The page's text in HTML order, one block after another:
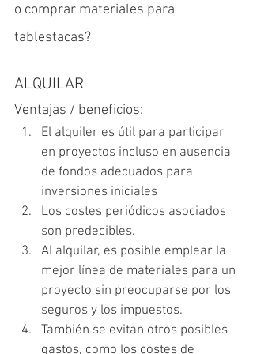
o comprar materiales para
tablestacas?
ALQUILAR
Ventajas / beneficios:
El alquiler es útil para participar
en proyectos incluso en ausencia
de fondos adecuados para
inversiones iniciales
Los costes periódicos asociados
son predecibles.
Al alquilar, es posible emplear la
mejor línea de materiales para un
proyecto sin preocuparse por los
seguros y los impuestos.
También se evitan otros posibles
gastos, como los costes de